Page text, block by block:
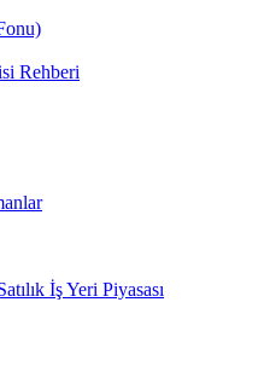
Rehberi
İş Yeri Piyasası